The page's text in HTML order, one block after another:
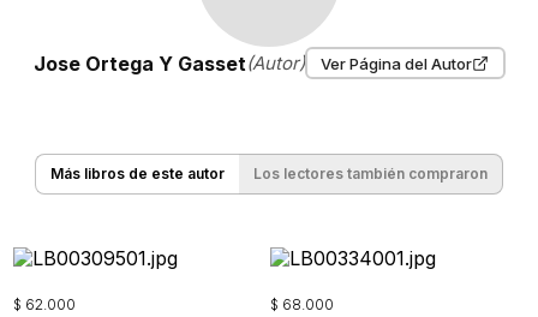
Jose Ortega Y Gasset(Autor) Ver Página del Autor
Más libros de este autor Los lectores también compraron
$ 62.000 $ 68.000